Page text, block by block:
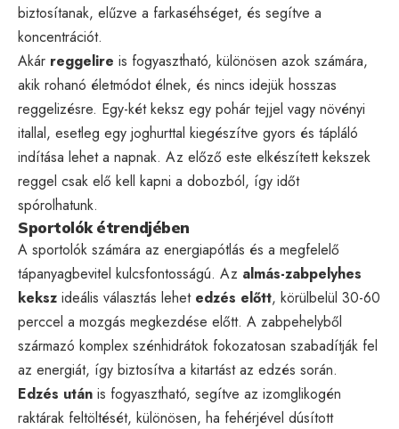
biztosítanak, elűzve a farkaséhséget, és segítve a
koncentrációt.
Akár reggelire is fogyasztható, különösen azok számára,
akik rohanó életmódot élnek, és nincs idejük hosszas
reggelizésre. Egy-két keksz egy pohár tejjel vagy növényi
itallal, esetleg egy joghurttal kiegészítve gyors és tápláló
indítása lehet a napnak. Az előző este elkészített kekszek
reggel csak elő kell kapni a dobozból, így időt
spórolhatunk.
Sportolók étrendjében
A sportolók számára az energiapótlás és a megfelelő
tápanyagbevitel kulcsfontosságú. Az almás-zabpelyhes
keksz ideális választás lehet edzés előtt, körülbelül 30-60
perccel a mozgás megkezdése előtt. A zabpehelyből
származó komplex szénhidrátok fokozatosan szabadítják fel
az energiát, így biztosítva a kitartást az edzés során.
Edzés után is fogyasztható, segítve az izomglikogén
raktárak feltöltését, különösen, ha fehérjével dúsított